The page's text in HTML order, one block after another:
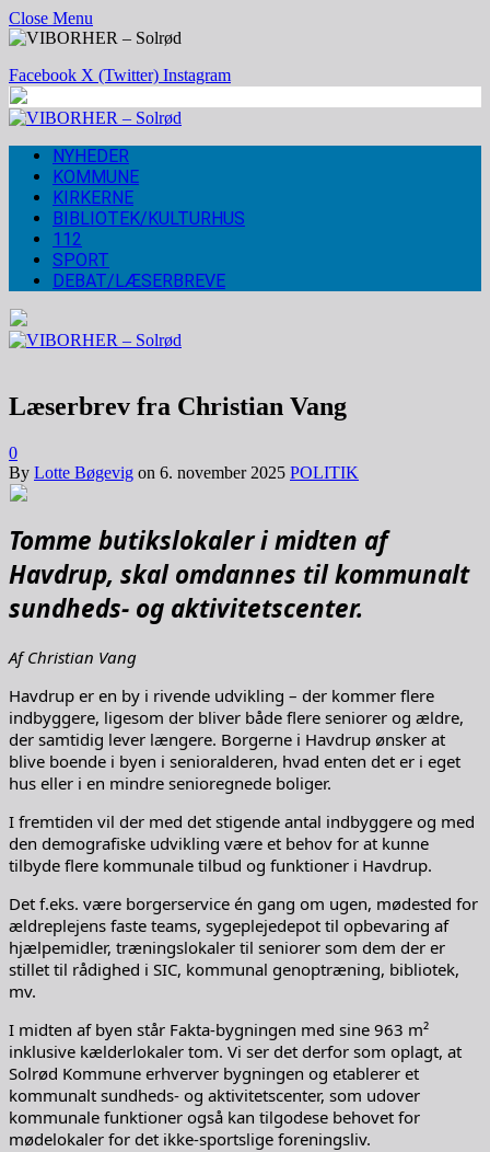
Close Menu
Facebook X (Twitter) Instagram
NYHEDER
KOMMUNE
KIRKERNE
BIBLIOTEK/KULTURHUS
112
SPORT
DEBAT/LÆSERBREVE
Læserbrev fra Christian Vang
0
By Lotte Bøgevig on 6. november 2025 POLITIK
Tomme butikslokaler i midten af
Havdrup, skal omdannes til kommunalt
sundheds- og aktivitetscenter.
Af Christian Vang
Havdrup er en by i rivende udvikling – der kommer flere
indbyggere, ligesom der bliver både flere seniorer og ældre,
der samtidig lever længere. Borgerne i Havdrup ønsker at
blive boende i byen i senioralderen, hvad enten det er i eget
hus eller i en mindre senioregnede boliger.
I fremtiden vil der med det stigende antal indbyggere og med
den demografiske udvikling være et behov for at kunne
tilbyde flere kommunale tilbud og funktioner i Havdrup.
Det f.eks. være borgerservice én gang om ugen, mødested for
ældreplejens faste teams, sygeplejedepot til opbevaring af
hjælpemidler, træningslokaler til seniorer som dem der er
stillet til rådighed i SIC, kommunal genoptræning, bibliotek,
mv.
I midten af byen står Fakta-bygningen med sine 963 m²
inklusive kælderlokaler tom. Vi ser det derfor som oplagt, at
Solrød Kommune erhverver bygningen og etablerer et
kommunalt sundheds- og aktivitetscenter, som udover
kommunale funktioner også kan tilgodese behovet for
mødelokaler for det ikke-sportslige foreningsliv.